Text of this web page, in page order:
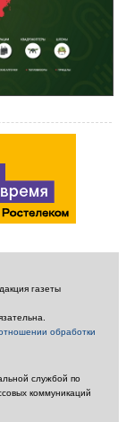
газеты
обработки
службой по
коммуникаций